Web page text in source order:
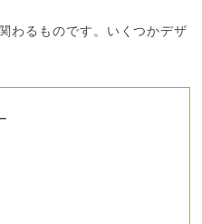
わるものです。いくつかデザ